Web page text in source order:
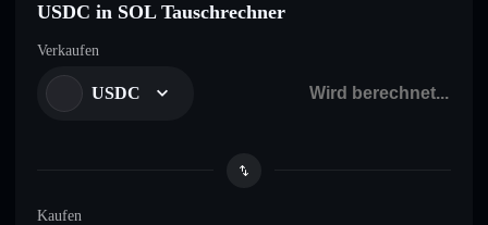
USDC in SOL Tauschrechner
Verkaufen
USDC
Kaufen